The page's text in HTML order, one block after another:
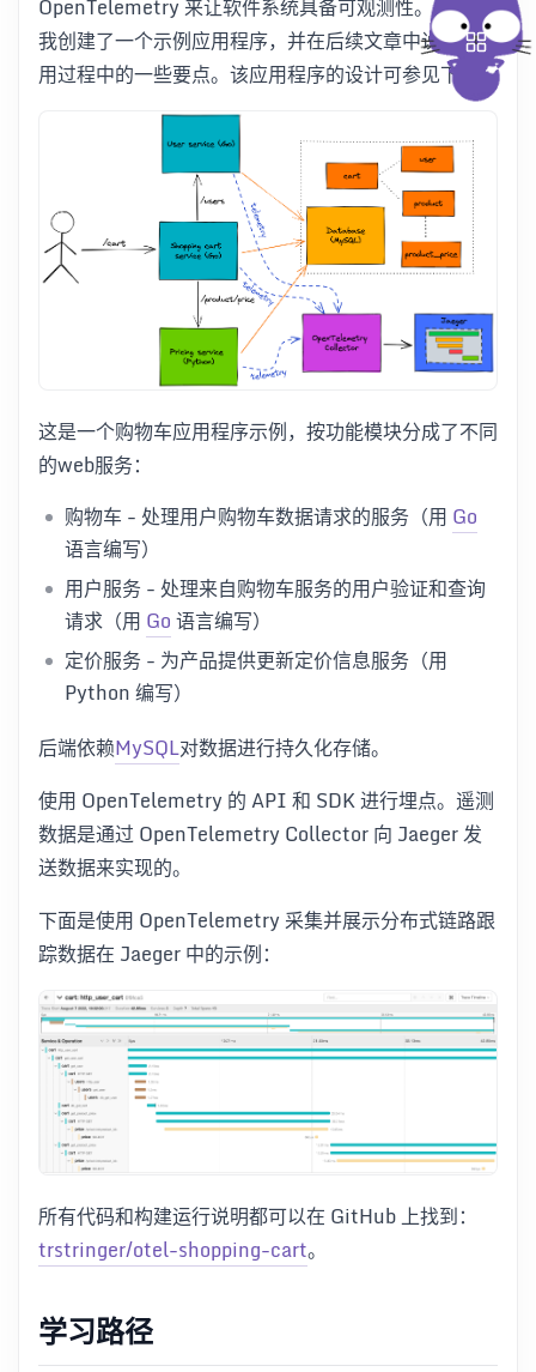
OpenTelemetry 来让软件系统具备可观测性。为此，
我创建了一个示例应用程序，并在后续文章中说明在应
用过程中的一些要点。该应用程序的设计可参见下图：
这是一个购物车应用程序示例，按功能模块分成了不同
的web服务：
购物车 - 处理用户购物车数据请求的服务（用 Go
语言编写）
用户服务 - 处理来自购物车服务的用户验证和查询
请求（用 Go语言编写）
定价服务 - 为产品提供更新定价信息服务（用
Python 编写）
后端依赖MySQL对数据进行持久化存储。
使用 OpenTelemetry 的 API 和 SDK 进行埋点。遥测
数据是通过 OpenTelemetry Collector 向 Jaeger 发
送数据来实现的。
下面是使用 OpenTelemetry 采集并展示分布式链路跟
踪数据在 Jaeger 中的示例：
所有代码和构建运行说明都可以在 GitHub 上找到：
trstringer/otel-shopping-cart。
学习路径